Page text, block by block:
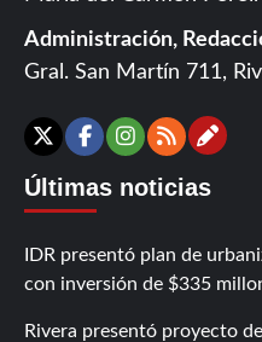
Administración,
Gral. San Martín 711,
X Facebook
Instagram
RSS
Últimas noticias
IDR presentó plan de
con inversión de $335
Rivera presentó proyecto